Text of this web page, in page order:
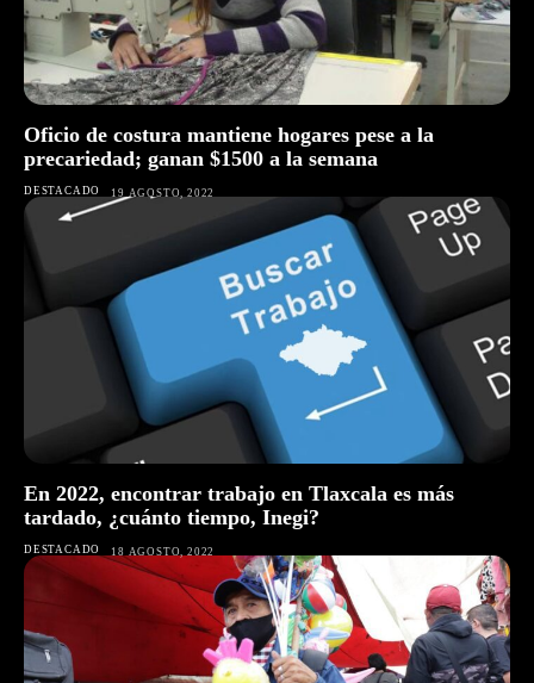
Oficio de costura mantiene hogares pese a la
precariedad; ganan $1500 a la semana
DESTACADO 19 AGOSTO, 2022
En 2022, encontrar trabajo en Tlaxcala es más
tardado, ¿cuánto tiempo, Inegi?
DESTACADO 18 AGOSTO, 2022